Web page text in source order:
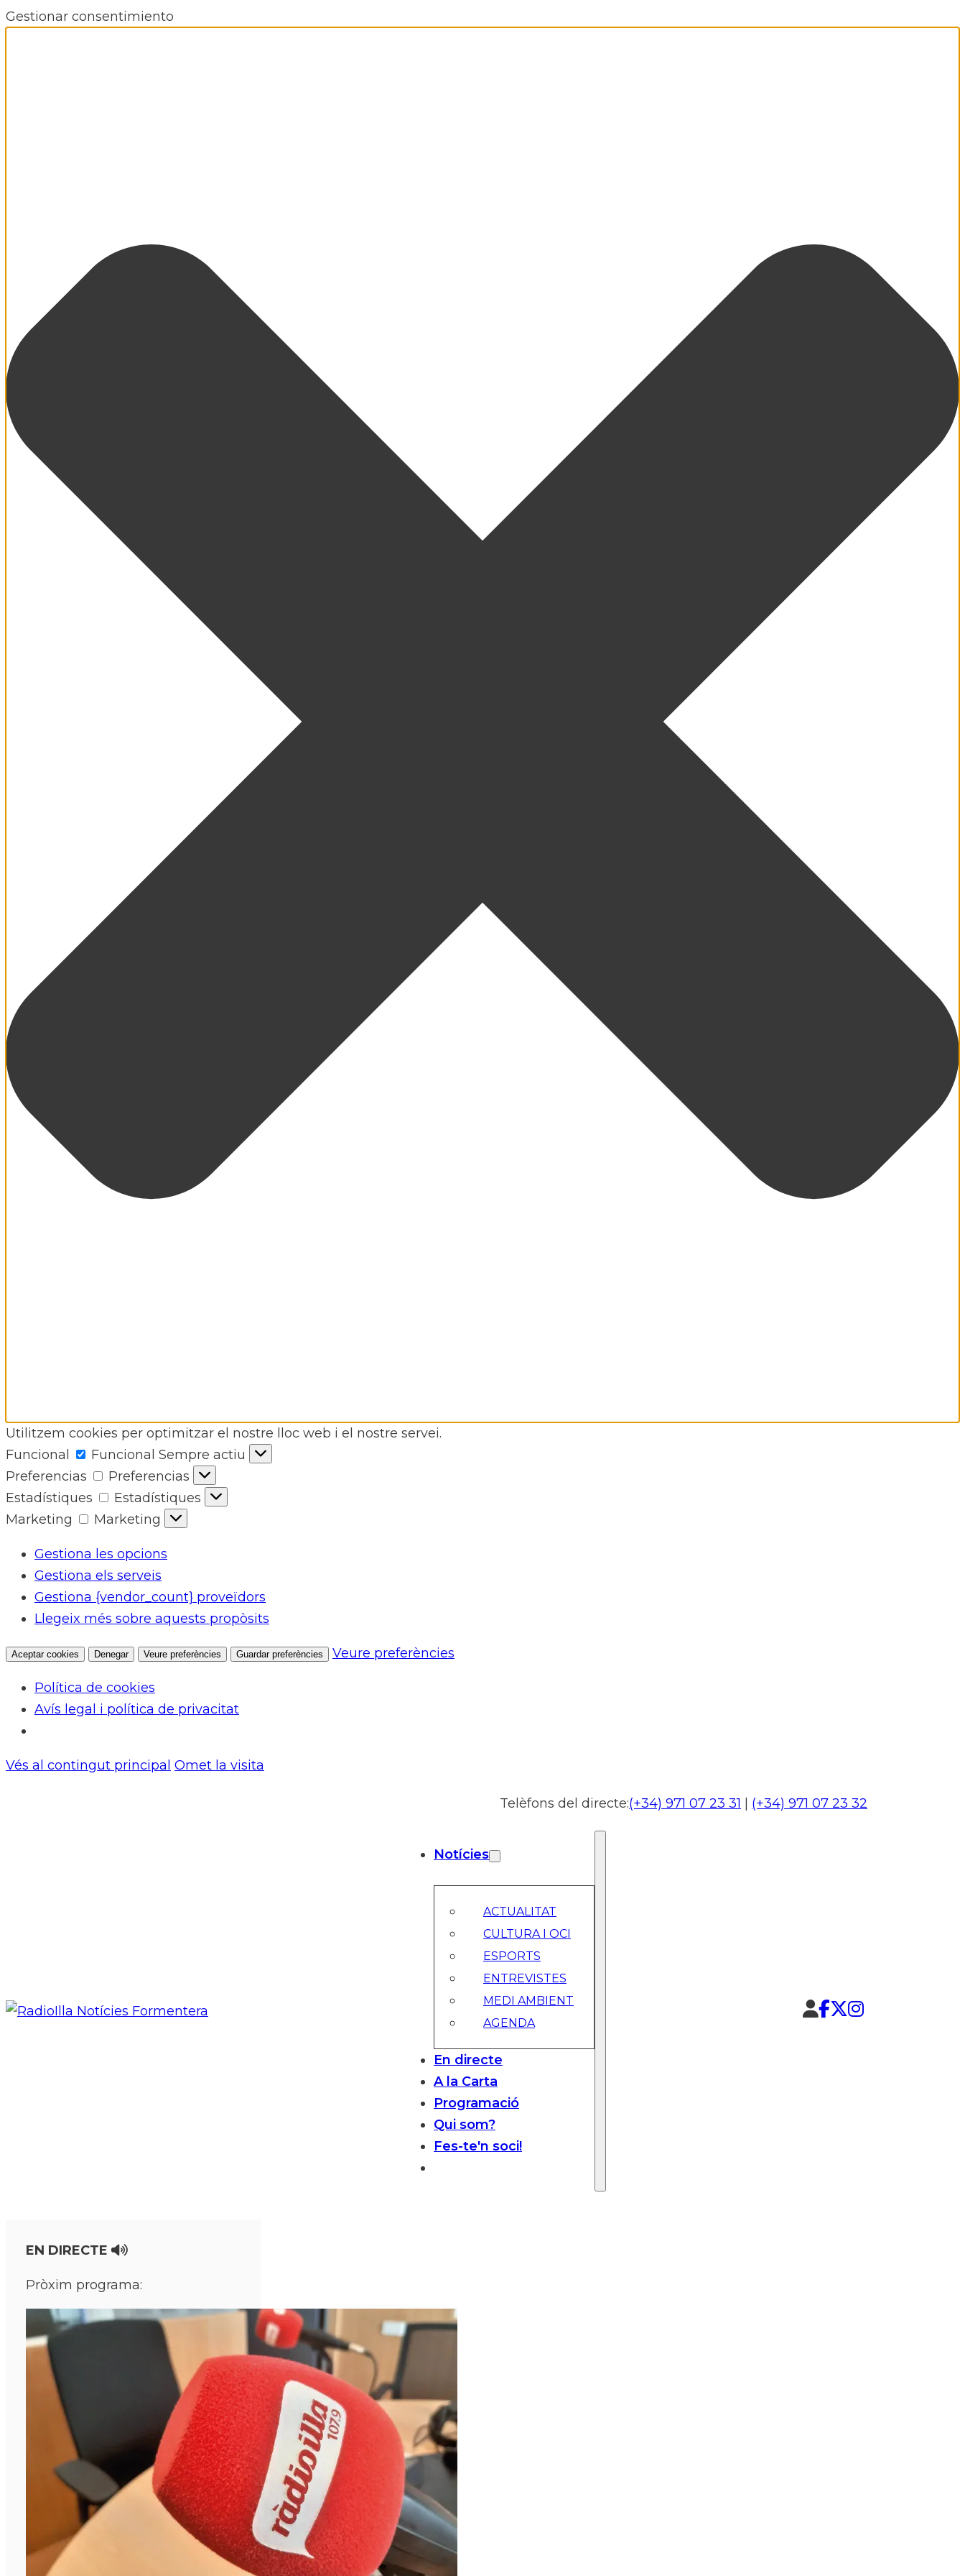
Gestionar consentimiento
Utilitzem cookies per optimitzar el nostre lloc web i el nostre servei.
Funcional
Funcional Sempre actiu
Preferencias
Preferencias
Estadístiques
Estadístiques
Marketing
Marketing
Gestiona les opcions
Gestiona els serveis
Gestiona {vendor_count} proveïdors
Llegeix més sobre aquests propòsits
Aceptar cookies Denegar Veure preferències Guardar preferències Veure preferències
Política de cookies
Avís legal i política de privacitat
Vés al contingut principal Omet la visita
Telèfons del directe:(+34) 971 07 23 31 (+34) 971 07 23 32
Notícies
ACTUALITAT
CULTURA I OCI
ESPORTS
ENTREVISTES
MEDI AMBIENT
AGENDA
En directe
A la Carta
Programació
Qui som?
Fes-te'n soci!
EN DIRECTE
Pròxim programa: